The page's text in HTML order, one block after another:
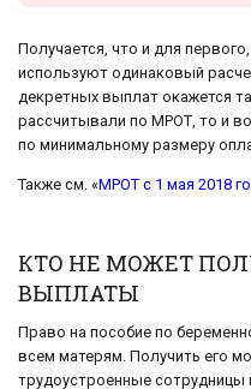
Получается, что и для
используют одинаковый
декретных выплат окажется
рассчитывали по МРОТ, то и
по минимальному размеру
Также см. «МРОТ с 1 мая 2018
КТО НЕ МОЖЕТ
ВЫПЛАТЫ
Право на пособие по
всем матерям. Получить его
трудоустроенные